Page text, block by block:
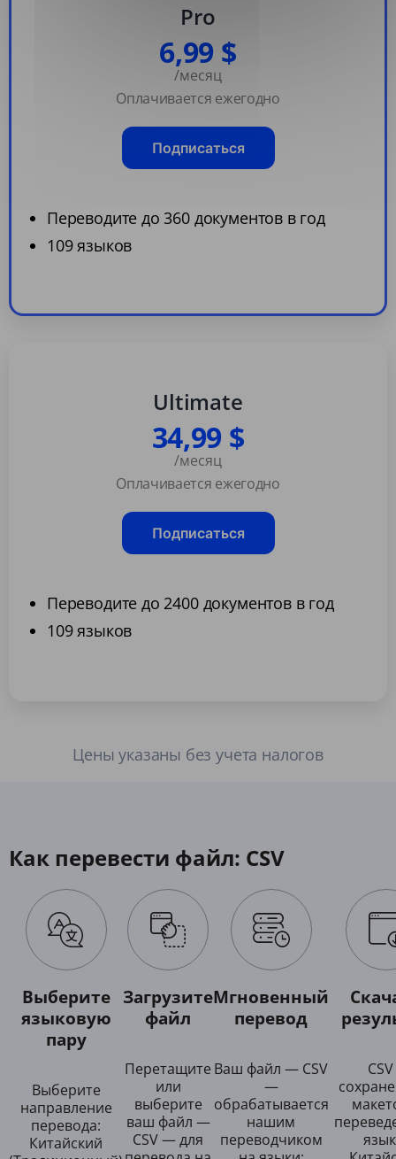
Pro
6,99 $
/месяц
Оплачивается ежегодно
Подписаться
Переводите до 360 документов в год
109 языков
Ultimate
34,99 $
/месяц
Оплачивается ежегодно
Подписаться
Переводите до 2400 документов в год
109 языков
Цены указаны без учета налогов
Как перевести файл: CSV
Выберите
языковую
пару
Выберите
направление
перевода:
Китайский
Загрузите
файл
Перетащите
или
выберите
ваш файл —
CSV — для
Мгновенный
перевод
Ваш файл — CSV
—
обрабатывается
нашим
переводчиком